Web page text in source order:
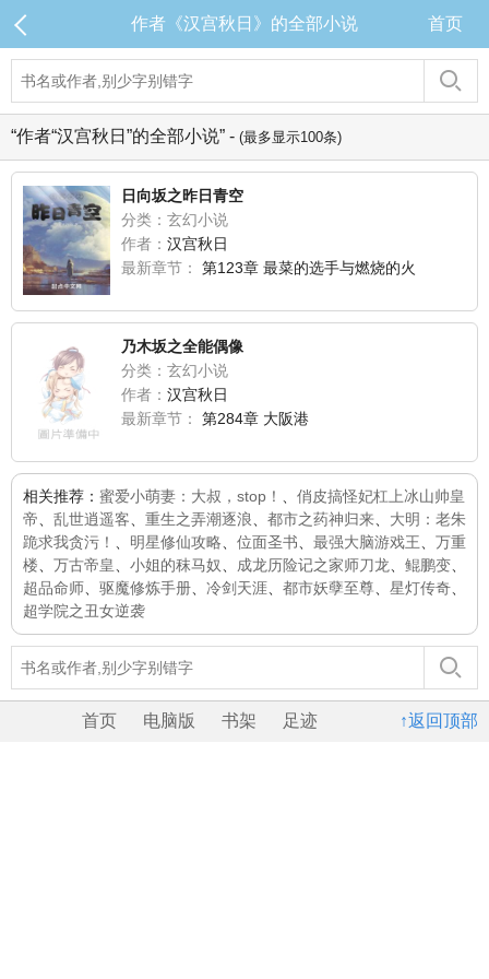
作者《汉宫秋日》的全部小说 首页
“作者“汉宫秋日”的全部小说” - (最多显示100条)
日向坂之昨日青空
分类：玄幻小说
作者： 汉宫秋日
最新章节：
第123章 最菜的选手与燃烧的火
乃木坂之全能偶像
分类：玄幻小说
作者： 汉宫秋日
最新章节：
第284章 大阪港
相关推荐： 蜜爱小萌妻：大叔，stop！
俏皮搞怪妃杠上冰山帅皇
帝
乱世逍遥客 重生之弄潮逐浪 都市之药神归来
大明：老朱
跪求我贪污！
明星修仙攻略 位面圣书 最强大脑游戏王
万重
楼
万古帝皇 小姐的秣马奴 成龙历险记之家师刀龙 鲲鹏变
超品命师
驱魔修炼手册 冷剑天涯 都市妖孽至尊 星灯传奇
超学院之丑女逆袭
↑返回顶部
首页 电脑版 书架 足迹